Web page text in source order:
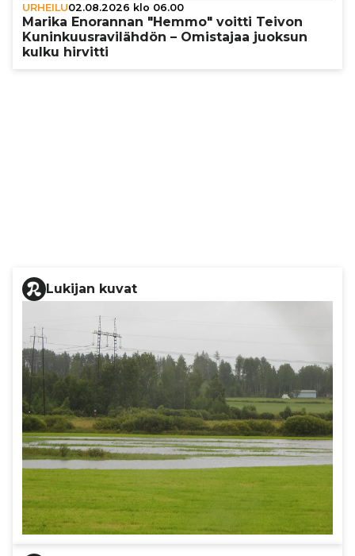
URHEILU02.08.2026 klo 06.00
Marika Enorannan "Hemmo" voitti Teivon
Kunin­kuus­ra­vi­läh­dön – Omistajaa juoksun
kulku hirvitti
Lukijan kuvat